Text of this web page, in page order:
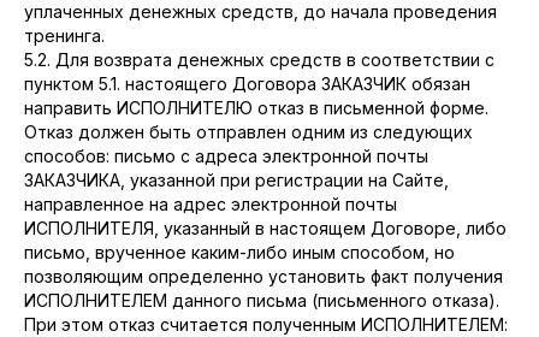
уплаченных денежных средств, до начала проведения
тренинга.
5.2. Для возврата денежных средств в соответствии с
пунктом 5.1. настоящего Договора ЗАКАЗЧИК обязан
направить ИСПОЛНИТЕЛЮ отказ в письменной форме.
Отказ должен быть отправлен одним из следующих
способов: письмо с адреса электронной почты
ЗАКАЗЧИКА, указанной при регистрации на Сайте,
направленное на адрес электронной почты
ИСПОЛНИТЕЛЯ, указанный в настоящем Договоре, либо
письмо, врученное каким-либо иным способом, но
позволяющим определенно установить факт получения
ИСПОЛНИТЕЛЕМ данного письма (письменного отказа).
При этом отказ считается полученным ИСПОЛНИТЕЛЕМ: